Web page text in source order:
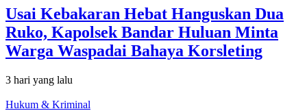
Usai Kebakaran Hebat Hanguskan Dua
Ruko, Kapolsek Bandar Huluan Minta
Warga Waspadai Bahaya Korsleting
3 hari yang lalu
Hukum & Kriminal